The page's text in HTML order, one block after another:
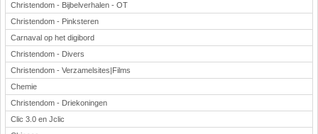
Christendom - Bijbelverhalen - OT
Christendom - Pinksteren
Carnaval op het digibord
Christendom - Divers
Christendom - Verzamelsites|Films
Chemie
Christendom - Driekoningen
Clic 3.0 en Jclic